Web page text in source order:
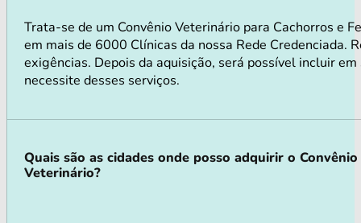
Trata-se de um Convênio Veterinário para Cachorros e
em mais de 6000 Clínicas da nossa Rede Credenciada.
exigências. Depois da aquisição, será possível incluir
necessite desses serviços.
Quais são as cidades onde posso adquirir o Convênio
Veterinário?